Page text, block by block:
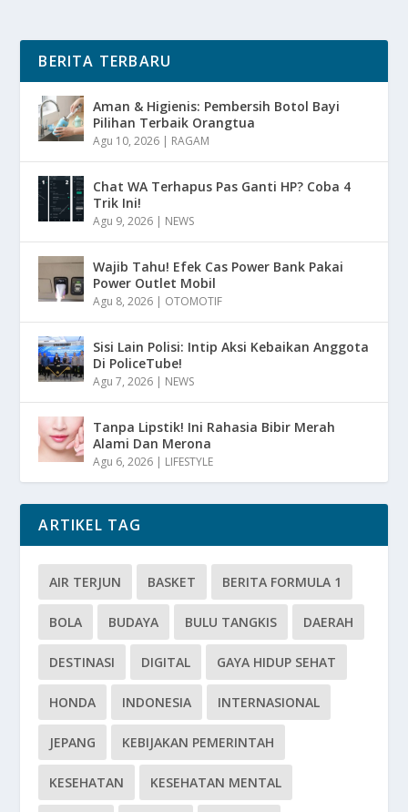
BERITA TERBARU
Aman & Higienis: Pembersih Botol Bayi
Pilihan Terbaik Orangtua
Agu 10, 2026 | RAGAM
Chat WA Terhapus Pas Ganti HP? Coba 4
Trik Ini!
Agu 9, 2026 | NEWS
Wajib Tahu! Efek Cas Power Bank Pakai
Power Outlet Mobil
Agu 8, 2026 | OTOMOTIF
Sisi Lain Polisi: Intip Aksi Kebaikan Anggota
Di PoliceTube!
Agu 7, 2026 | NEWS
Tanpa Lipstik! Ini Rahasia Bibir Merah
Alami Dan Merona
Agu 6, 2026 | LIFESTYLE
ARTIKEL TAG
AIR TERJUN BASKET BERITA FORMULA 1
BOLA BUDAYA BULU TANGKIS DAERAH
DESTINASI DIGITAL GAYA HIDUP SEHAT
HONDA INDONESIA INTERNASIONAL
JEPANG KEBIJAKAN PEMERINTAH
KESEHATAN KESEHATAN MENTAL